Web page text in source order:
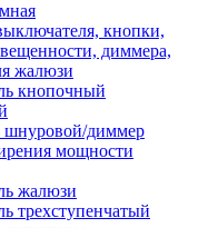
кнопки,
диммера,
жалюзи
кнопочный
шнуровой/диммер
мощности
жалюзи
трехступенчатый